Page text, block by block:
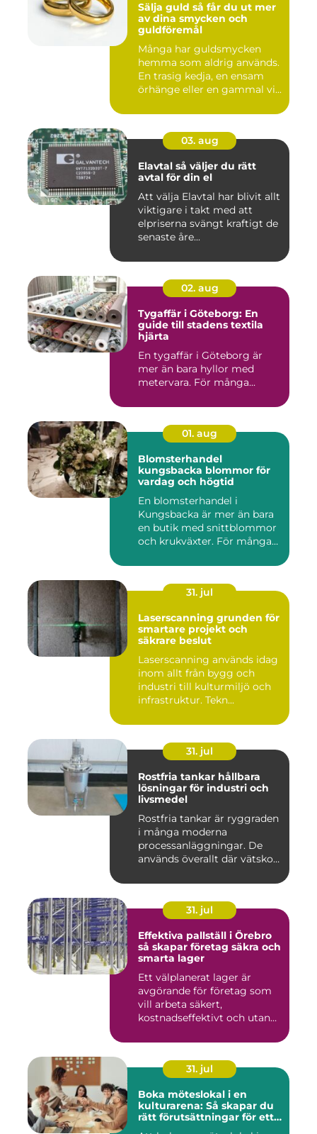
Sälja guld så får du ut mer
av dina smycken och
guldföremål
Många har guldsmycken
hemma som aldrig används.
En trasig kedja, en ensam
örhänge eller en gammal vi...
03. aug
Elavtal så väljer du rätt
avtal för din el
Att välja Elavtal har blivit allt
viktigare i takt med att
elpriserna svängt kraftigt de
senaste åre...
02. aug
Tygaffär i Göteborg: En
guide till stadens textila
hjärta
En tygaffär i Göteborg är
mer än bara hyllor med
metervara. För många...
01. aug
Blomsterhandel
kungsbacka blommor för
vardag och högtid
En blomsterhandel i
Kungsbacka är mer än bara
en butik med snittblommor
och krukväxter. För många
31. jul
Laserscanning grunden för
smartare projekt och
säkrare beslut
Laserscanning används idag
inom allt från bygg och
industri till kulturmiljö och
infrastruktur. Tekn...
31. jul
Rostfria tankar hållbara
lösningar för industri och
livsmedel
Rostfria tankar är ryggraden
i många moderna
processanläggningar. De
används överallt där vätskor,
31. jul
Effektiva pallställ i Örebro
så skapar företag säkra och
smarta lager
Ett välplanerat lager är
avgörande för företag som
vill arbeta säkert,
kostnadseffektivt och utan
31. jul
Boka möteslokal i en
kulturarena: Så skapar du
rätt förutsättningar för ett